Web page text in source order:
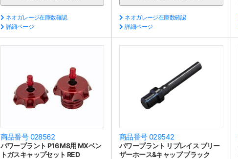
ネオガレージ在庫数確認
詳細ページ
ネオガレージ在庫数確認
詳細ページ
商品番号 028562
パワープラント P16 M8用 MXベン
トガスキャップセット RED
商品番号 029542
パワープラント リプレイス ブリー
ザーホース&キャップ ブラック